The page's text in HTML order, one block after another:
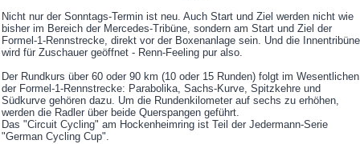
Nicht nur der Sonntags-Termin ist neu. Auch Start und Ziel werden nicht wie
bisher im Bereich der Mercedes-Tribüne, sondern am Start und Ziel der
Formel-1-Rennstrecke, direkt vor der Boxenanlage sein. Und die Innentribüne
wird für Zuschauer geöffnet - Renn-Feeling pur also.
Der Rundkurs über 60 oder 90 km (10 oder 15 Runden) folgt im Wesentlichen
der Formel-1-Rennstrecke: Parabolika, Sachs-Kurve, Spitzkehre und
Südkurve gehören dazu. Um die Rundenkilometer auf sechs zu erhöhen,
werden die Radler über beide Querspangen geführt.
Das "Circuit Cycling" am Hockenheimring ist Teil der Jedermann-Serie
"German Cycling Cup".